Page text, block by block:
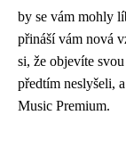
by se vám mohly
přináší vám nová
si, že objevíte
předtím neslyšeli,
Music Premium.